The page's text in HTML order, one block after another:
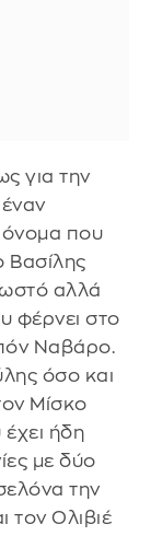
για την
όνομα που
Βασίλης
αλλά
φέρνει στο
Ναβάρο.
όσο και
Μίσκο
έχει ήδη
με δύο
την
τον Ολιβιέ